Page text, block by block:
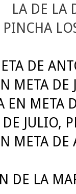
LA DE LA
PINCHA
DE
META
EN META
JULIO,
META
DE LA